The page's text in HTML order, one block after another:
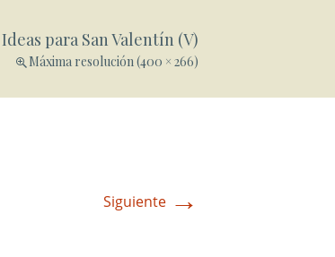
Ideas para San Valentín (V)
Máxima resolución (400 × 266)
Siguiente →